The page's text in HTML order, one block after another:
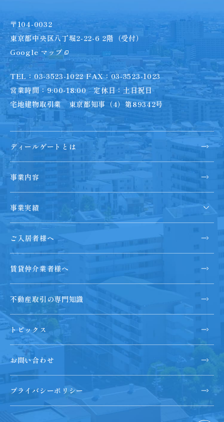
〒104-0032
東京都中央区八丁堀2-22-6 2階（受付）
Google マップ
TEL：03-3523-1022 FAX：03-3523-1023
営業時間：9:00-18:00 定休日：土日祝日
宅地建物取引業 東京都知事（4）第89342号
ディールゲートとは
事業内容
事業実績
ご入居者様へ
賃貸仲介業者様へ
不動産取引の専門知識
トピックス
お問い合わせ
プライバシーポリシー